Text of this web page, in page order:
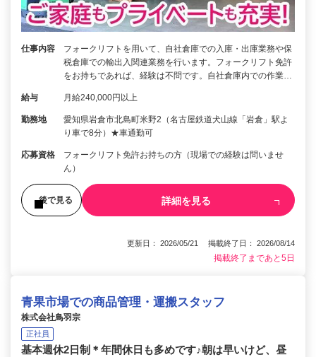
仕事内容
フォークリフトを用いて、自社倉庫での入庫・出庫業務や保
税倉庫での輸出入関連業務を行います。フォークリフト免許
をお持ちであれば、経験は不問です。自社倉庫内での作業…
給与 月給240,000円以上
勤務地
愛知県岩倉市北島町米野2（名古屋鉄道犬山線「岩倉」駅よ
り車で8分）★車通勤可
応募資格
フォークリフト免許お持ちの方（現場での経験は問いませ
ん）
後で見る 詳細を見る
更新日： 2026/05/21 掲載終了日： 2026/08/14
掲載終了まであと5日
青果市場での商品管理・運搬スタッフ
株式会社鳥羽宗
正社員
基本週休2日制＊年間休日も多めです♪朝は早いけど、昼